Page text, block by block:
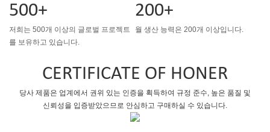
500+
저희는 500개 이상의 글로벌 프로젝트
를 보유하고 있습니다.
200+
월 생산 능력은 200개 이상입니다.
CERTIFICATE OF HONER
당사 제품은 업계에서 권위 있는 인증을 획득하여 규정 준수, 높은 품질 및
신뢰성을 입증받았으므로 안심하고 구매하실 수 있습니다.